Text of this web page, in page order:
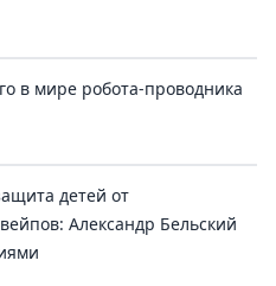
в мире робота-проводника
детей от
Александр Бельский